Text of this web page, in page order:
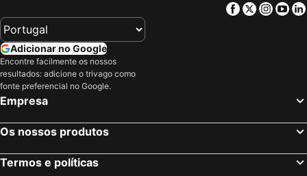
Facebook
Twitter
Adicionar no Google
Encontre facilmente os nossos
resultados: adicione o trivago como
fonte preferencial no Google.
Empresa
Os nossos produtos
Termos e políticas